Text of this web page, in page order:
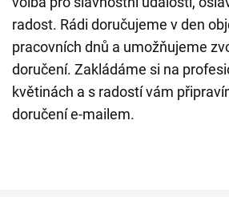
radost. Rádi doručujeme v den
pracovních dnů a umožňujeme
doručení. Zakládáme si na
květinách a s radostí vám
doručení e-mailem.